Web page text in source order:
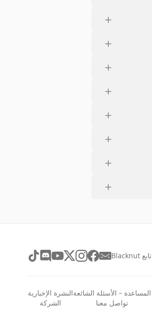
تابع Blacknut
المساعدة – الأسئلة الشائعة
تواصل معنا
النشرة الإخبارية
الشركة